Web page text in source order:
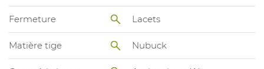
Fermeture Lacets
Matière tige Nubuck